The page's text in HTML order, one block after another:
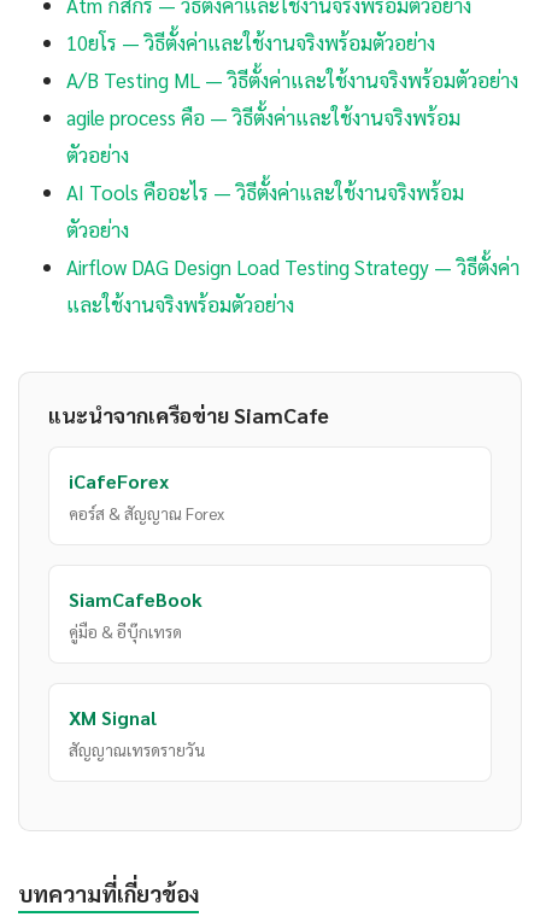
10ยโร — วิธีตั้งค่าและใช้งานจริงพร้อมตัวอย่าง
A/B Testing ML — วิธีตั้งค่าและใช้งานจริงพร้อมตัวอย่าง
agile process คือ — วิธีตั้งค่าและใช้งานจริงพร้อม
ตัวอย่าง
AI Tools คืออะไร — วิธีตั้งค่าและใช้งานจริงพร้อม
ตัวอย่าง
Airflow DAG Design Load Testing Strategy — วิธีตั้งค่า
และใช้งานจริงพร้อมตัวอย่าง
แนะนำจากเครือข่าย SiamCafe
iCafeForex
คอร์ส & สัญญาณ Forex
SiamCafeBook
คู่มือ & อีบุ๊กเทรด
XM Signal
สัญญาณเทรดรายวัน
บทความที่เกี่ยวข้อง